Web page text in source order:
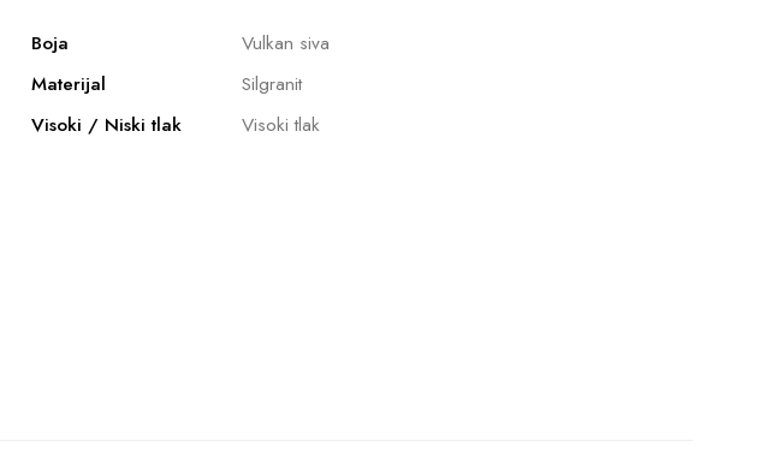
Boja
Vulkan siva
Materijal
Silgranit
Visoki / Niski tlak
Visoki tlak